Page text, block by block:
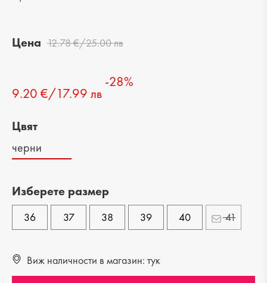
Цена 12.78 €/25.00 лв
9.20 €/17.99 лв
-28%
Цвят
черни
Изберете размер
36 37 38 39 40 41
Виж наличности в магазин: тук